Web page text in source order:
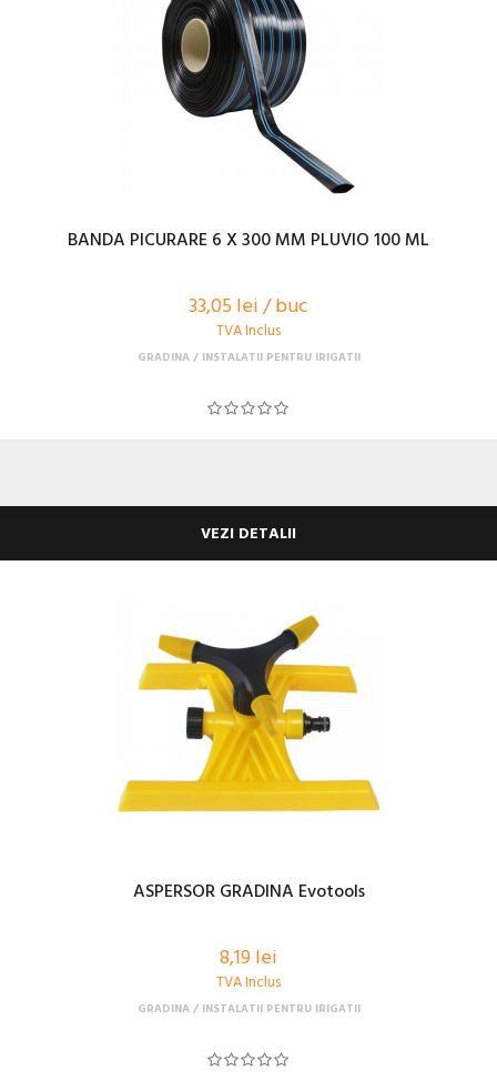
BANDA PICURARE 6 X 300 MM PLUVIO 100 ML
33,05 lei / buc
TVA Inclus
GRADINA INSTALATII PENTRU IRIGATII
VEZI DETALII
ASPERSOR GRADINA Evotools
8,19 lei
TVA Inclus
GRADINA INSTALATII PENTRU IRIGATII